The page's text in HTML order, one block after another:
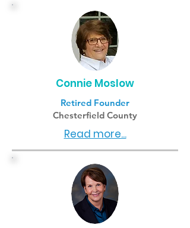
Connie Moslow
Retired Founder
Chesterfield County
Read more...